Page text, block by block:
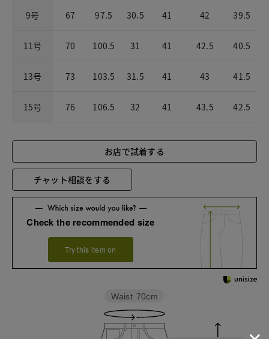
9号 67 97.5 30.5 41 42 39.5
11号 70 100.5 31 41 42.5 40.5
13号 73 103.5 31.5 41 43 41.5
15号 76 106.5 32 41 43.5 42.5
お店で試着する
チャット相談をする
Check the recommended size
Try this item on
Waist 70cm